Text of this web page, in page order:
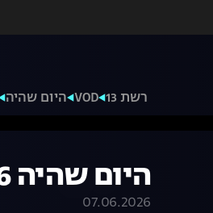
רשת 13 VOD היום שהיה
היום שהיה 07.06.26 - התכנית המלאה
07.06.2026